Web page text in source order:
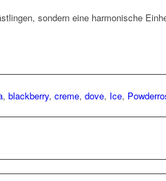
sondern eine harmonische
, blackberry, creme, dove, Ice,